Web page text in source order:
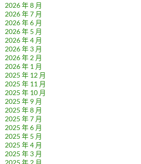
2026 年 8 月
2026 年 7 月
2026 年 6 月
2026 年 5 月
2026 年 4 月
2026 年 3 月
2026 年 2 月
2026 年 1 月
2025 年 12 月
2025 年 11 月
2025 年 10 月
2025 年 9 月
2025 年 8 月
2025 年 7 月
2025 年 6 月
2025 年 5 月
2025 年 4 月
2025 年 3 月
2025 年 2 月